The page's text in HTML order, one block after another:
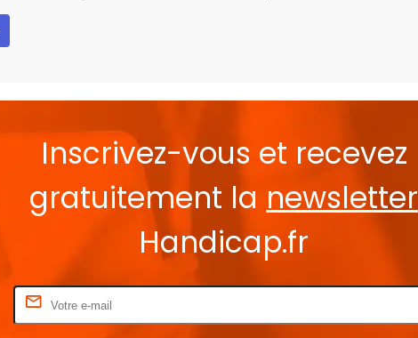
Inscrivez-vous et recevez
gratuitement la newsletter
Handicap.fr